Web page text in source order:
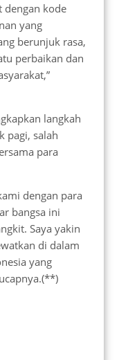
dengan kode
yang
berunjuk rasa,
perbaikan dan
langkah
pagi, salah
para
dengan para
bangsa ini
Saya yakin
di dalam
yang